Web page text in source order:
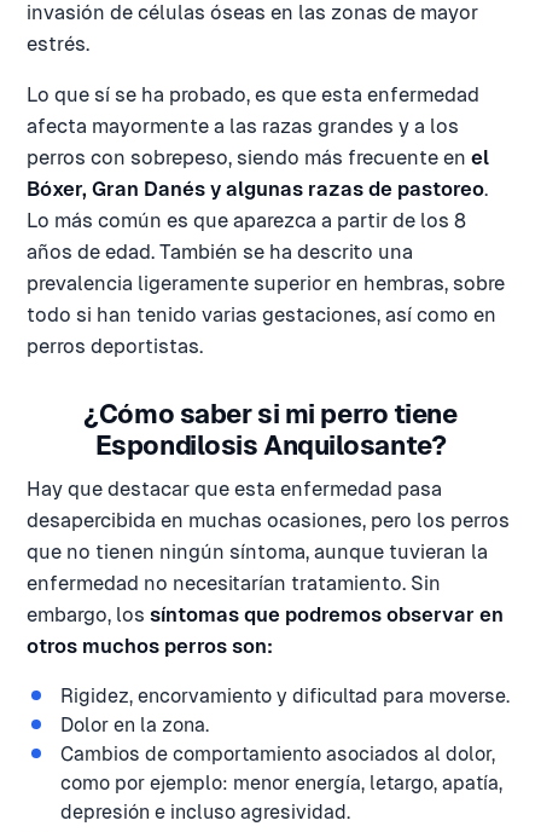
invasión de células óseas en las zonas de mayor
estrés.
Lo que sí se ha probado, es que esta enfermedad
afecta mayormente a las razas grandes y a los
perros con sobrepeso, siendo más frecuente en el
Bóxer, Gran Danés y algunas razas de pastoreo.
Lo más común es que aparezca a partir de los 8
años de edad. También se ha descrito una
prevalencia ligeramente superior en hembras, sobre
todo si han tenido varias gestaciones, así como en
perros deportistas.
¿Cómo saber si mi perro tiene
Espondilosis Anquilosante?
Hay que destacar que esta enfermedad pasa
desapercibida en muchas ocasiones, pero los perros
que no tienen ningún síntoma, aunque tuvieran la
enfermedad no necesitarían tratamiento. Sin
embargo, los síntomas que podremos observar en
otros muchos perros son:
Rigidez, encorvamiento y dificultad para moverse.
Dolor en la zona.
Cambios de comportamiento asociados al dolor,
como por ejemplo: menor energía, letargo, apatía,
depresión e incluso agresividad.